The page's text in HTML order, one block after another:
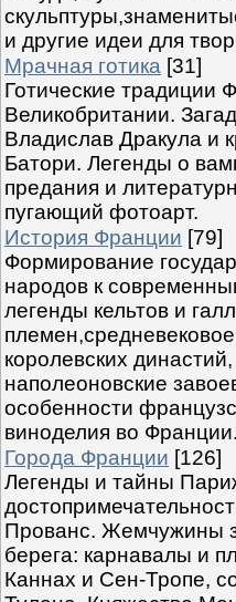
и другие идеи для
Мрачная готика [31]
Готические традиции
Великобритании.
Владислав Дракула и
Батори. Легенды о
предания и
пугающий фотоарт.
История Франции [79]
Формирование
народов к
легенды кельтов и
королевских
наполеоновские
особенности
виноделия во Франции.
Города Франции [126]
Легенды и тайны
Прованс. Жемчужины
берега: карнавалы и
Каннах и Сен-Тропе,